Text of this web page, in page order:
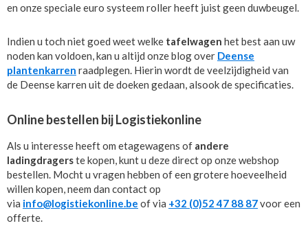
en onze speciale euro systeem roller heeft juist geen duwbeugel.
Indien u toch niet goed weet welke tafelwagen het best aan uw
noden kan voldoen, kan u altijd onze blog over Deense
plantenkarren raadplegen. Hierin wordt de veelzijdigheid van
de Deense karren uit de doeken gedaan, alsook de specificaties.
Online bestellen bij Logistiekonline
Als u interesse heeft om etagewagens of andere
ladingdragerste kopen, kunt u deze direct op onze webshop
bestellen. Mocht u vragen hebben of een grotere hoeveelheid
willen kopen, neem dan contact op
via info@logistiekonline.be of via +32 (0)52 47 88 87voor een
offerte.